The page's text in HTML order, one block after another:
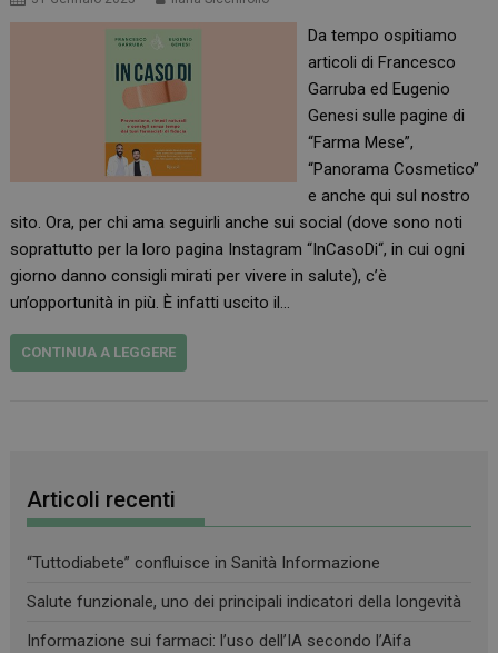
Da tempo ospitiamo
articoli di Francesco
Garruba ed Eugenio
Genesi sulle pagine di
“Farma Mese”,
“Panorama Cosmetico”
e anche qui sul nostro
sito. Ora, per chi ama seguirli anche sui social (dove sono noti
soprattutto per la loro pagina Instagram “InCasoDi“, in cui ogni
giorno danno consigli mirati per vivere in salute), c’è
un’opportunità in più. È infatti uscito il…
CONTINUA A LEGGERE
Articoli recenti
“Tuttodiabete” confluisce in Sanità Informazione
Salute funzionale, uno dei principali indicatori della longevità
Informazione sui farmaci: l’uso dell’IA secondo l’Aifa